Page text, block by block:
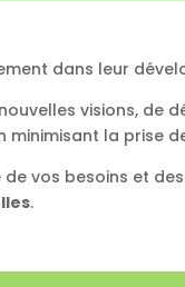
dans leur
visions, de
la prise
vos besoins et
.